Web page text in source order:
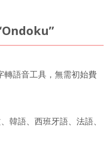
轉語音工具，無需初始費
韓語、西班牙語、法語、